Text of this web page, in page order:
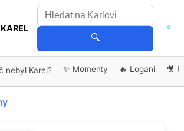
🔍
nebyl Karel? ✨ Momenty 🔥 Logani 🎥